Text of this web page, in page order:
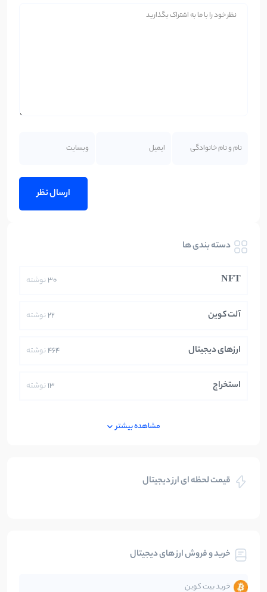
دسته بندی ها
NFT
30نوشته
آلت کوین 22نوشته
ارزهای دیجیتال 464نوشته
استخراج 13نوشته
بلاکچین
تحلیل
مشاهده بیشتر
قیمت لحظه ای ارز دیجیتال
خرید و فروش ارز های دیجیتال
خرید بیت کوین